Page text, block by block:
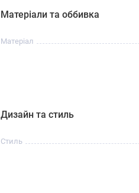
Матеріали та оббивка
Матеріал
Дизайн та стиль
Стиль